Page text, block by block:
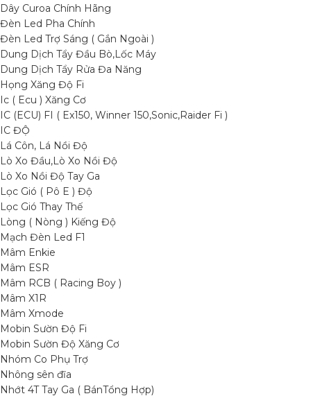
Dây Curoa Chính Hãng
Đèn Led Pha Chính
Đèn Led Trợ Sáng ( Gắn Ngoài )
Dung Dịch Tẩy Đầu Bò,Lốc Máy
Dung Dịch Tẩy Rửa Đa Năng
Họng Xăng Độ Fi
Ic ( Ecu ) Xăng Cơ
IC (ECU) FI ( Ex150, Winner 150,Sonic,Raider Fi )
IC ĐỘ
Lá Côn, Lá Nồi Độ
Lò Xo Đầu,Lò Xo Nồi Độ
Lò Xo Nồi Độ Tay Ga
Lọc Gió ( Pô E ) Độ
Lọc Gió Thay Thế
Lòng ( Nòng ) Kiếng Độ
Mạch Đèn Led F1
Mâm Enkie
Mâm ESR
Mâm RCB ( Racing Boy )
Mâm X1R
Mâm Xmode
Mobin Sườn Độ Fi
Mobin Sườn Độ Xăng Cơ
Nhóm Co Phụ Trợ
Nhông sên đĩa
Nhớt 4T Tay Ga ( BánTổng Hợp)